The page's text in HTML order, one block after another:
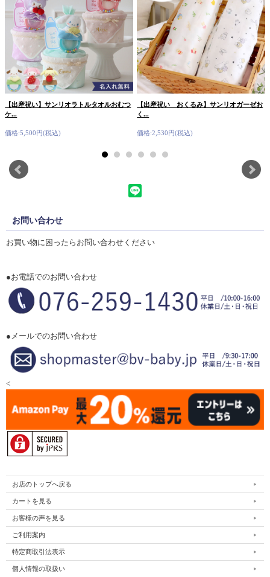
【出産祝い】サンリオラトルタオルおむつ
ケ...
価格:5,500円(税込)
【出産祝い おくるみ】サンリオガーゼお
く...
価格:2,530円(税込)
お問い合わせ
お買い物に困ったらお問い合わせください
●お電話でのお問い合わせ
●メールでのお問い合わせ
<
お店のトップへ戻る
カートを見る
お客様の声を見る
ご利用案内
特定商取引法表示
個人情報の取扱い